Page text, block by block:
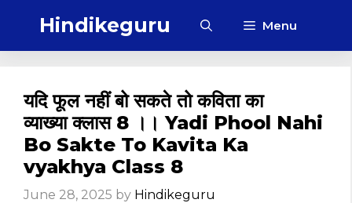
Hindikeguru Menu
यदि फूल नहीं बो सकते तो कविता का
व्याख्या क्लास 8 ।। Yadi Phool Nahi
Bo Sakte To Kavita Ka
vyakhya Class 8
June 28, 2025 by Hindikeguru